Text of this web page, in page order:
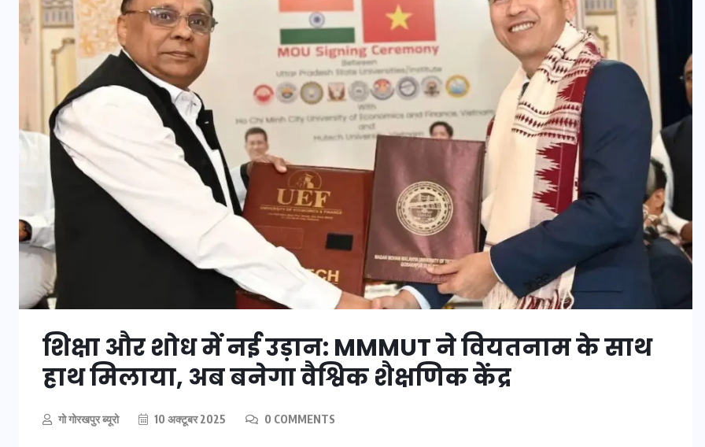
शिक्षा और शोध में नई उड़ान: MMMUT ने वियतनाम के साथ
हाथ मिलाया, अब बनेगा वैश्विक शैक्षणिक केंद्र
गो गोरखपुर ब्यूरो 10 अक्टूबर 2025 0 COMMENTS
भारत में स्टारलिंक की लैंडिंग में
अड़चन: डेटा सिक्योरिटी और
स्पेक्ट्रम की कीमत पर फंसा पेंच,
आया बड़ा अपडेट
30 दिसम्बर 2025
भारत में स्टारलिंक की लैंडिंग में
अड़चन: डेटा सिक्योरिटी और
स्पेक्ट्रम की कीमत पर फंसा पेंच,
आया बड़ा अपडेट
30 दिसम्बर 2025
UPSSSC Lekhpal Recruitment
2025: यूपी में लेखपाल के पदों
UPSSSC Lekhpal Recruitment